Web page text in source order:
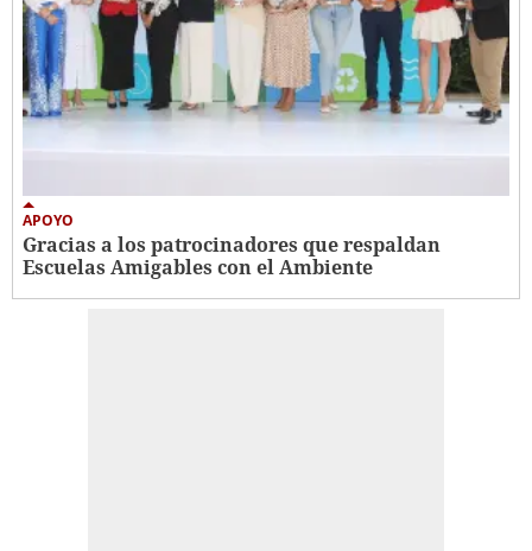
APOYO
Gracias a los patrocinadores que respaldan
Escuelas Amigables con el Ambiente